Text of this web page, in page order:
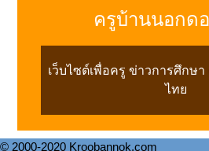
ครูบ้านนอกด
เว็บไซต์เพื่อครู ข่าวการศึกษ
ไทย
© 2000-2020 Kroobannok.com